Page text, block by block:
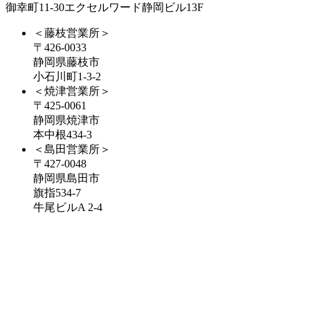
御幸町11-30エクセルワード静岡ビル13F
＜藤枝営業所＞
〒426-0033
静岡県藤枝市
小石川町1-3-2
＜焼津営業所＞
〒425-0061
静岡県焼津市
本中根434-3
＜島田営業所＞
〒427-0048
静岡県島田市
旗指534-7
牛尾ビルA 2-4